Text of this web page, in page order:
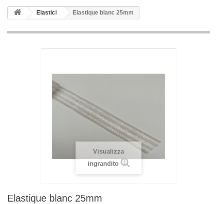
Elastici Elastique blanc 25mm
Visualizza
ingrandito
Elastique blanc 25mm